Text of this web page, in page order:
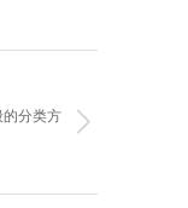
分类方